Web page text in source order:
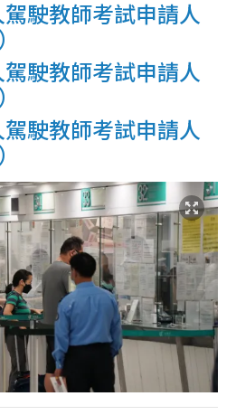
駛教師考試申請人
駛教師考試申請人
駛教師考試申請人